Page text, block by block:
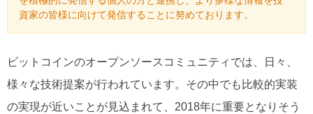
資家の皆様に向けて発信することに努めております。
ビットコインのオープンソースコミュニティでは、日々、
様々な技術提案が行われています。その中でも比較的実装
の実現が近いことが見込まれて、2018年に重要となりそう